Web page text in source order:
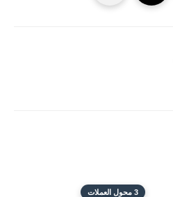
3 محول العملات